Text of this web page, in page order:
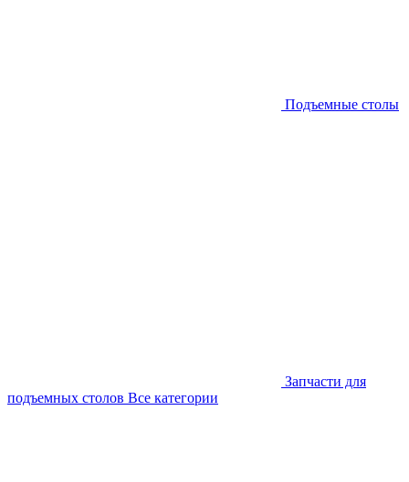
Подъемные столы
Запчасти для
подъемных столов Все категории